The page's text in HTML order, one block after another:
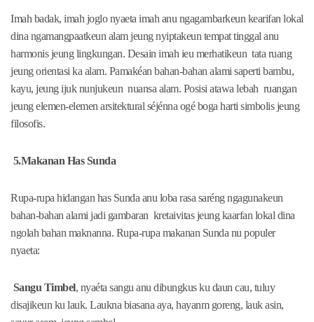
Imah badak, imah joglo nyaeta imah anu ngagambarkeun kearifan lokal
dina ngamangpaatkeun alam jeung nyiptakeun tempat tinggal anu
harmonis jeung lingkungan. Desain imah ieu merhatikeun tata ruang
jeung orientasi ka alam. Pamakéan bahan-bahan alami saperti bambu,
kayu, jeung ijuk nunjukeun nuansa alam. Posisi atawa lebah ruangan
jeung elemen-elemen arsitektural séjénna ogé boga harti simbolis jeung
filosofis.
5.Makanan Has Sunda
Rupa-rupa hidangan has Sunda anu loba rasa saréng ngagunakeun
bahan-bahan alami jadi gambaran kretaivitas jeung kaarfan lokal dina
ngolah bahan maknanna. Rupa-rupa makanan Sunda nu populer
nyaeta:
Sangu Timbel, nyaéta sangu anu dibungkus ku daun cau, tuluy
disajikeun ku lauk. Laukna biasana aya, hayanm goreng, lauk asin,